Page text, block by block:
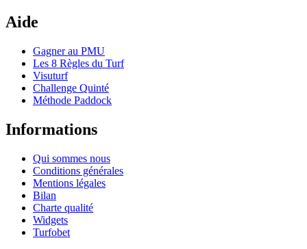
Aide
Gagner au PMU
Les 8 Règles du Turf
Visuturf
Challenge Quinté
Méthode Paddock
Informations
Qui sommes nous
Conditions générales
Mentions légales
Bilan
Charte qualité
Widgets
Turfobet